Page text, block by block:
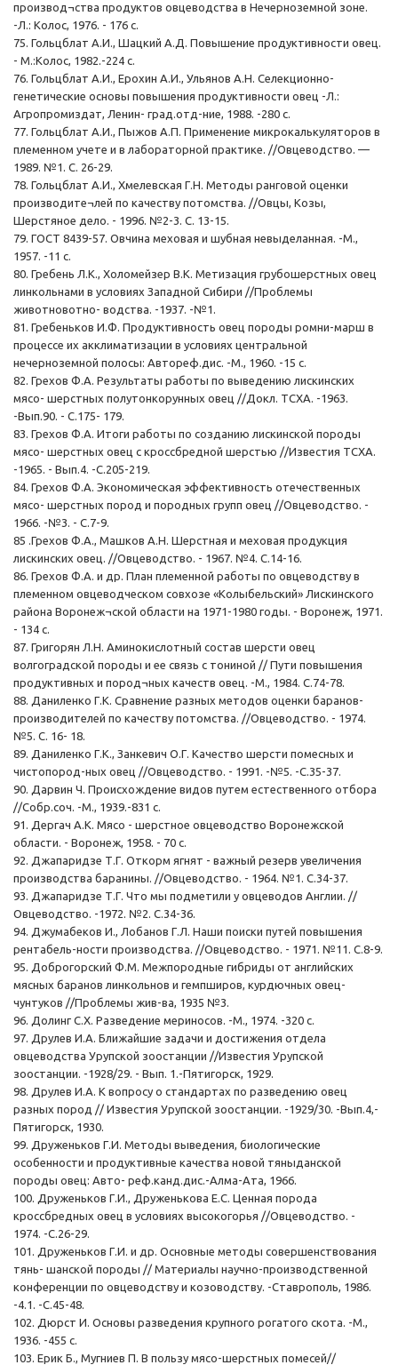
производ¬ства продуктов овцеводства в Нечерноземной зоне.
-Л.: Колос, 1976. - 176 с.
75. Гольцблат А.И., Шацкий А.Д. Повышение продуктивности овец.
- М.:Колос, 1982.-224 с.
76. Гольцблат А.И., Ерохин А.И., Ульянов А.Н. Селекционно-
генетические основы повышения продуктивности овец -Л.:
Агропромиздат, Ленин- град.отд-ние, 1988. -280 с.
77. Гольцблат А.И., Пыжов А.П. Применение микрокалькуляторов в
племенном учете и в лабораторной практике. //Овцеводство. —
1989. №1. С. 26-29.
78. Гольцблат А.И., Хмелевская Г.Н. Методы ранговой оценки
производите¬лей по качеству потомства. //Овцы, Козы,
Шерстяное дело. - 1996. №2-3. С. 13-15.
79. ГОСТ 8439-57. Овчина меховая и шубная невыделанная. -М.,
1957. -11 с.
80. Гребень Л.К., Холомейзер В.К. Метизация грубошерстных овец
линкольнами в условиях Западной Сибири //Проблемы
животновотно- водства. -1937. -№1.
81. Гребеньков И.Ф. Продуктивность овец породы ромни-марш в
процессе их акклиматизации в условиях центральной
нечерноземной полосы: Автореф.дис. -М., 1960. -15 с.
82. Грехов Ф.А. Результаты работы по выведению лискинских
мясо- шерстных полутонкорунных овец //Докл. ТСХА. -1963.
-Вып.90. - С.175- 179.
83. Грехов Ф.А. Итоги работы по созданию лискинской породы
мясо- шерстных овец с кроссбредной шерстью //Известия ТСХА.
-1965. - Вып.4. -С.205-219.
84. Грехов Ф.А. Экономическая эффективность отечественных
мясо- шерстных пород и породных групп овец //Овцеводство. -
1966. -№3. - С.7-9.
85 .Грехов Ф.А., Машков А.Н. Шерстная и меховая продукция
лискинских овец. //Овцеводство. - 1967. №4. С.14-16.
86. Грехов Ф.А. и др. План племенной работы по овцеводству в
племенном овцеводческом совхозе «Колыбельский» Лискинского
района Воронеж¬ской области на 1971-1980 годы. - Воронеж, 1971.
- 134 с.
87. Григорян Л.Н. Аминокислотный состав шерсти овец
волгоградской породы и ее связь с тониной // Пути повышения
продуктивных и пород¬ных качеств овец. -М., 1984. С.74-78.
88. Даниленко Г.К. Сравнение разных методов оценки баранов-
производителей по качеству потомства. //Овцеводство. - 1974.
№5. С. 16- 18.
89. Даниленко Г.К., Занкевич О.Г. Качество шерсти помесных и
чистопород-ных овец //Овцеводство. - 1991. -№5. -С.35-37.
90. Дарвин Ч. Происхождение видов путем естественного отбора
//Собр.соч. -М., 1939.-831 с.
91. Дергач А.К. Мясо - шерстное овцеводство Воронежской
области. - Воронеж, 1958. - 70 с.
92. Джапаридзе Т.Г. Откорм ягнят - важный резерв увеличения
производства баранины. //Овцеводство. - 1964. №1. С.34-37.
93. Джапаридзе Т.Г. Что мы подметили у овцеводов Англии. //
Овцеводство. -1972. №2. С.34-36.
94. Джумабеков И., Лобанов Г.Л. Наши поиски путей повышения
рентабель-ности производства. //Овцеводство. - 1971. №11. С.8-9.
95. Доброгорский Ф.М. Межпородные гибриды от английских
мясных баранов линкольнов и гемпширов, курдючных овец-
чунтуков //Проблемы жив-ва, 1935 №3.
96. Долинг С.Х. Разведение мериносов. -М., 1974. -320 с.
97. Друлев И.А. Ближайшие задачи и достижения отдела
овцеводства Урупской зоостанции //Известия Урупской
зоостанции. -1928/29. - Вып. 1.-Пятигорск, 1929.
98. Друлев И.А. К вопросу о стандартах по разведению овец
разных пород // Известия Урупской зоостанции. -1929/30. -Вып.4,-
Пятигорск, 1930.
99. Друженьков Г.И. Методы выведения, биологические
особенности и продуктивные качества новой тяныданской
породы овец: Авто- реф.канд.дис.-Алма-Ата, 1966.
100. Друженьков Г.И., Друженькова Е.С. Ценная порода
кроссбредных овец в условиях высокогорья //Овцеводство. -
1974. -С.26-29.
101. Друженьков Г.И. и др. Основные методы совершенствования
тянь- шанской породы // Материалы научно-производственной
конференции по овцеводству и козоводству. -Ставрополь, 1986.
-4.1. -С.45-48.
102. Дюрст И. Основы разведения крупного рогатого скота. -М.,
1936. -455 с.
103. Ерик Б., Мугниев П. В пользу мясо-шерстных помесей//